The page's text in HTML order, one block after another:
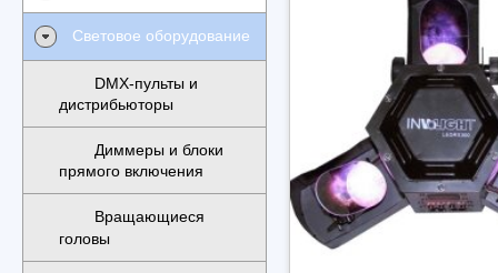
Световое оборудование
DMX-пульты и
дистрибьюторы
Диммеры и блоки
прямого включения
Вращающиеся
головы